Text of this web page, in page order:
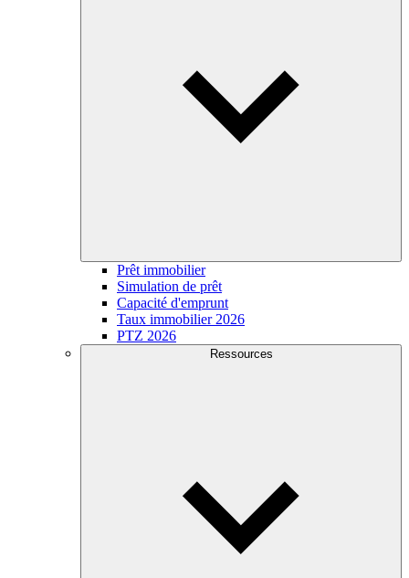
Prêt immobilier
Simulation de prêt
Capacité d'emprunt
Taux immobilier 2026
PTZ 2026
Ressources